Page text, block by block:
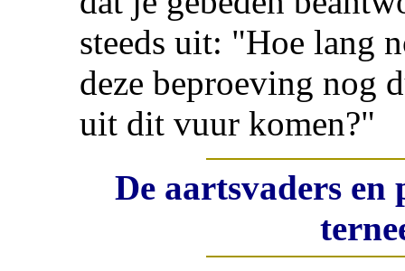
steeds uit: "Hoe lang
deze beproeving nog
uit dit vuur komen?"
De aartsvaders en